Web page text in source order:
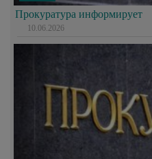
Прокуратура информирует
10.06.2026